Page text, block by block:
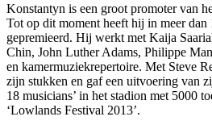
Konstantyn is een groot promoter van
Tot op dit moment heeft hij in meer dan
gepremieerd. Hij werkt met Kaija
Chin, John Luther Adams, Philippe
en kamermuziekrepertoire. Met Steve
zijn stukken en gaf een uitvoering van
18 musicians’ in het stadion met 5000
‘Lowlands Festival 2013’.